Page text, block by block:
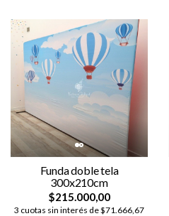
Funda doble tela
300x210cm
$215.000,00
3 cuotas sin interés de $71.666,67